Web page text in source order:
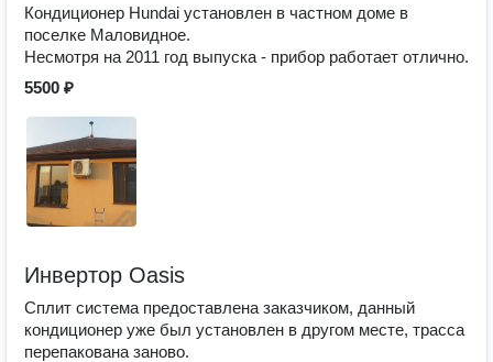
Кондиционер Hundai установлен в частном доме в
поселке Маловидное.
Несмотря на 2011 год выпуска - прибор работает отлично.
5500 ₽
Инвертор Oasis
Сплит система предоставлена заказчиком, данный
кондиционер уже был установлен в другом месте, трасса
перепакована заново.